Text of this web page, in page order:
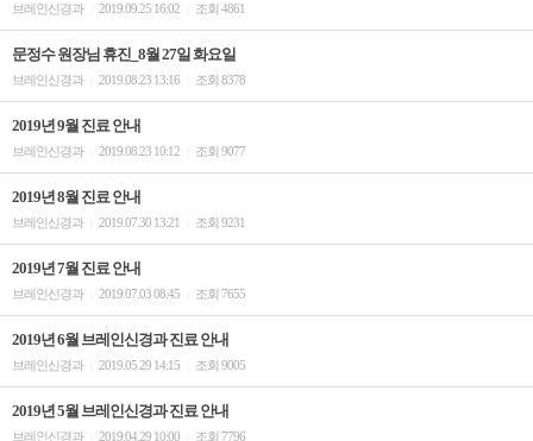
브레인신경과 2019.09.25 16:02 조회 4861
문정수 원장님 휴진_8월 27일 화요일
브레인신경과 2019.08.23 13:16 조회 8378
2019년 9월 진료 안내
브레인신경과 2019.08.23 10:12 조회 9077
2019년 8월 진료 안내
브레인신경과 2019.07.30 13:21 조회 9231
2019년 7월 진료 안내
브레인신경과 2019.07.03 08:45 조회 7655
2019년 6월 브레인신경과 진료 안내
브레인신경과 2019.05.29 14:15 조회 9005
2019년 5월 브레인신경과 진료 안내
브레인신경과 2019.04.29 10:00 조회 7796